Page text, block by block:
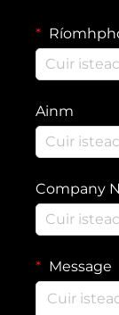
Ainm
Company
Message